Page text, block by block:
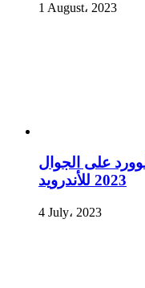
1 August، 2023
الوورد على الجوال
2023 للأندرويد
4 July، 2023